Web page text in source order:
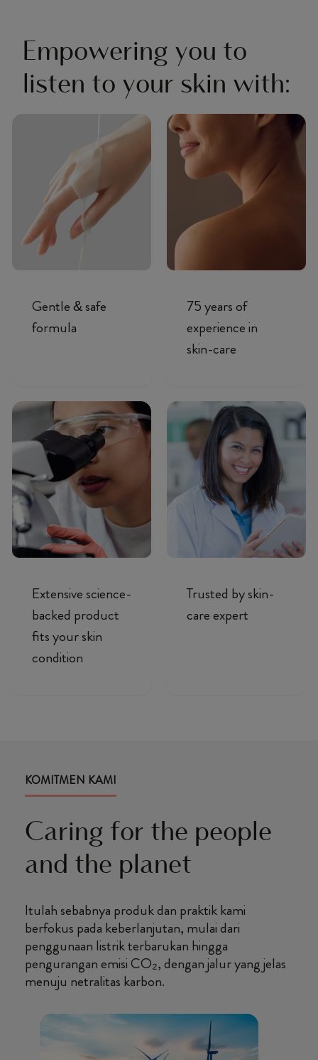
Empowering you to
listen to your skin with:
Gentle & safe
formula
75 years of
experience in
skin-care
Extensive science-
backed product
fits your skin
condition
Trusted by skin-
care expert
KOMITMEN KAMI
Caring for the people
and the planet
Itulah sebabnya produk dan praktik kami
berfokus pada keberlanjutan, mulai dari
penggunaan listrik terbarukan hingga
pengurangan emisi CO₂, dengan jalur yang jelas
menuju netralitas karbon.